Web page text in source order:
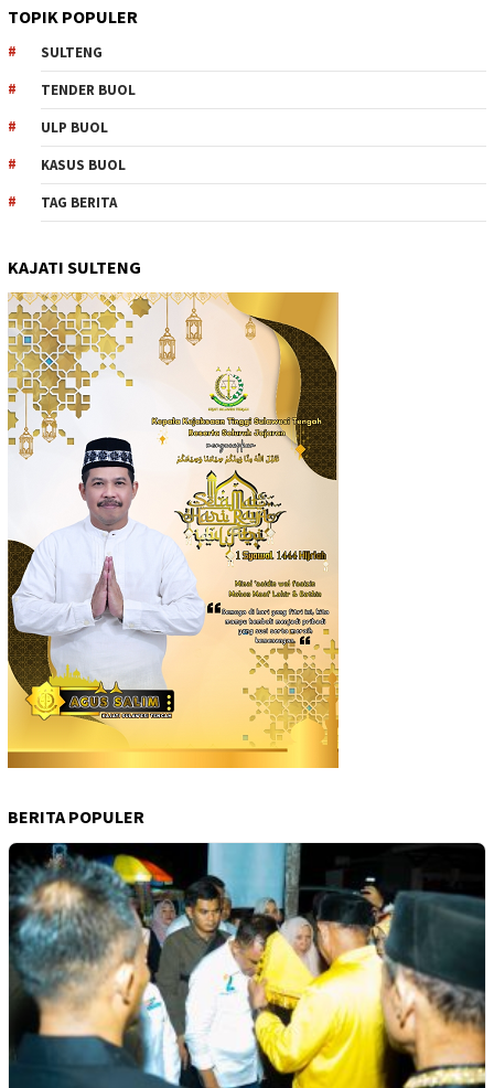
TOPIK POPULER
SULTENG
TENDER BUOL
ULP BUOL
KASUS BUOL
TAG BERITA
KAJATI SULTENG
BERITA POPULER